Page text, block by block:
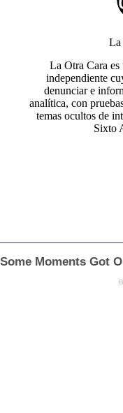
La
La Otra Cara
independiente
denunciar e
analítica, con
temas ocultos de
Sixto